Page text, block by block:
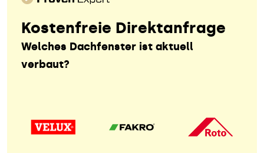
Kostenfreie Direktanfrage
Welches Dachfenster ist aktuell
verbaut?